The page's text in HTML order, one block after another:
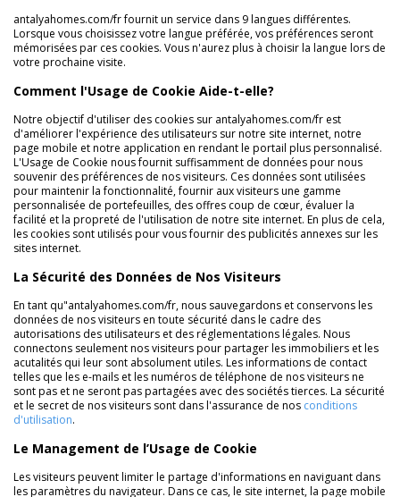
antalyahomes.com/fr fournit un service dans 9 langues différentes.
Lorsque vous choisissez votre langue préférée, vos préférences seront
mémorisées par ces cookies. Vous n'aurez plus à choisir la langue lors de
votre prochaine visite.
Comment l'Usage de Cookie Aide-t-elle?
Notre objectif d'utiliser des cookies sur antalyahomes.com/fr est
d'améliorer l'expérience des utilisateurs sur notre site internet, notre
page mobile et notre application en rendant le portail plus personnalisé.
L'Usage de Cookie nous fournit suffisamment de données pour nous
souvenir des préférences de nos visiteurs. Ces données sont utilisées
pour maintenir la fonctionnalité, fournir aux visiteurs une gamme
personnalisée de portefeuilles, des offres coup de cœur, évaluer la
facilité et la propreté de l'utilisation de notre site internet. En plus de cela,
les cookies sont utilisés pour vous fournir des publicités annexes sur les
sites internet.
La Sécurité des Données de Nos Visiteurs
En tant qu"antalyahomes.com/fr, nous sauvegardons et conservons les
données de nos visiteurs en toute sécurité dans le cadre des
autorisations des utilisateurs et des réglementations légales. Nous
connectons seulement nos visiteurs pour partager les immobiliers et les
acutalités qui leur sont absolument utiles. Les informations de contact
telles que les e-mails et les numéros de téléphone de nos visiteurs ne
sont pas et ne seront pas partagées avec des sociétés tierces. La sécurité
et le secret de nos visiteurs sont dans l'assurance de nos conditions
d'utilisation.
Le Management de l’Usage de Cookie
Les visiteurs peuvent limiter le partage d'informations en naviguant dans
les paramètres du navigateur. Dans ce cas, le site internet, la page mobile